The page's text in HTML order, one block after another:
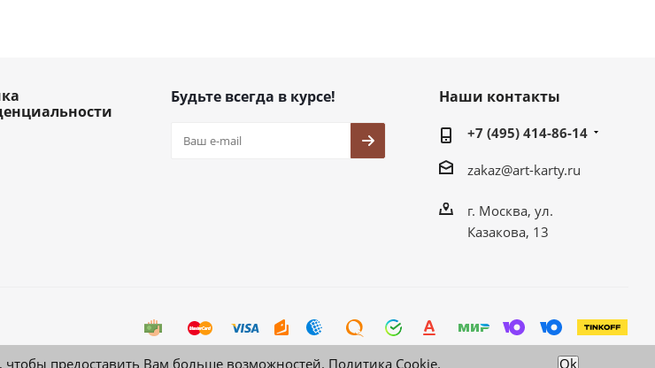
Будьте всегда в курсе! Наши контакты
+7 (495) 414-86-14
zakaz@art-karty.ru
г. Москва, ул.
Казакова, 13
предоставить Вам больше возможностей. Политика Cookie. Ok